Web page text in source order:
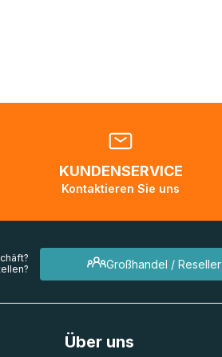
KUNDENSERVICE
Kontaktieren Sie uns
Großhandel / Reseller
Über uns